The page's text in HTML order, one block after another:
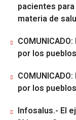
pacientes
materia de
por los
por los
Infosalus.- El